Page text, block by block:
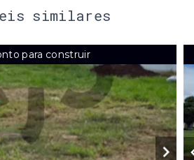
similares
para construir